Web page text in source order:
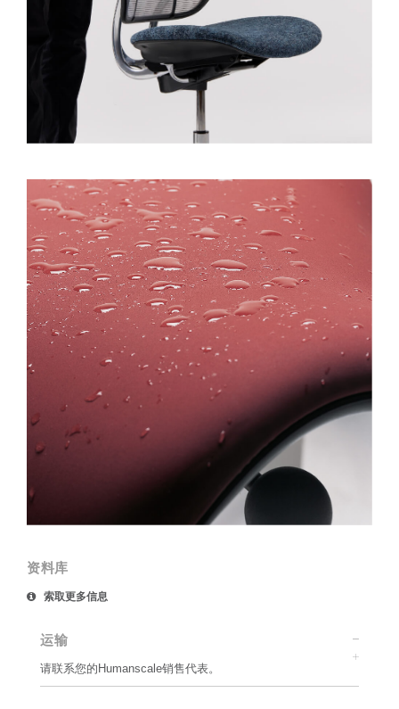
Select
Region
资料库
索取更多信息
运输
请联系您的Humanscale销售代表。